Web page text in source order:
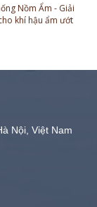
Nồm Ẩm - Giải
khí hậu ẩm ướt
Nội, Việt Nam